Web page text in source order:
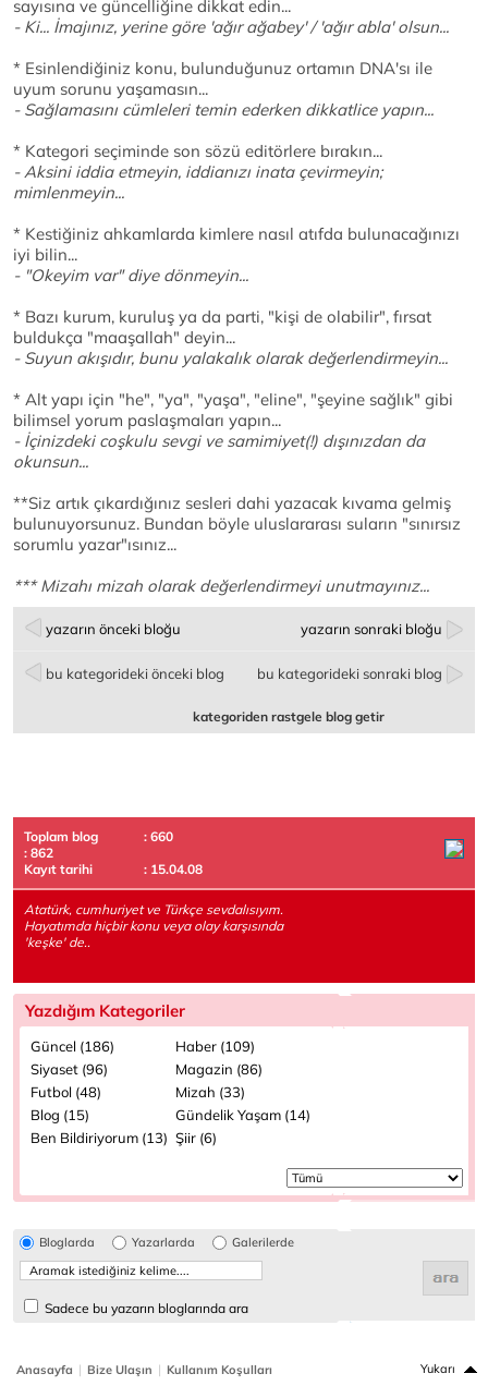
sayısına ve güncelliğine dikkat edin...
- Ki... İmajınız, yerine göre 'ağır ağabey' / 'ağır abla' olsun...
* Esinlendiğiniz konu, bulunduğunuz ortamın DNA'sı ile
uyum sorunu yaşamasın...
- Sağlamasını cümleleri temin ederken dikkatlice yapın...
* Kategori seçiminde son sözü editörlere bırakın...
- Aksini iddia etmeyin, iddianızı inata çevirmeyin;
mimlenmeyin...
* Kestiğiniz ahkamlarda kimlere nasıl atıfda bulunacağınızı
iyi bilin...
- "Okeyim var" diye dönmeyin...
* Bazı kurum, kuruluş ya da parti, "kişi de olabilir", fırsat
buldukça "maaşallah" deyin...
- Suyun akışıdır, bunu yalakalık olarak değerlendirmeyin...
* Alt yapı için "he", "ya", "yaşa", "eline", "şeyine sağlık" gibi
bilimsel yorum paslaşmaları yapın...
- İçinizdeki coşkulu sevgi ve samimiyet(!) dışınızdan da
okunsun...
**Siz artık çıkardığınız sesleri dahi yazacak kıvama gelmiş
bulunuyorsunuz. Bundan böyle uluslararası suların "sınırsız
sorumlu yazar"ısınız...
*** Mizahı mizah olarak değerlendirmeyi unutmayınız...
yazarın önceki bloğu yazarın sonraki bloğu
bu kategorideki önceki blog bu kategorideki sonraki blog
kategoriden rastgele blog getir
Toplam blog
: 660
: 862
Kayıt tarihi
: 15.04.08
Atatürk, cumhuriyet ve Türkçe sevdalısıyım.
Hayatımda hiçbir konu veya olay karşısında
'keşke' de..
Yazdığım Kategoriler
Güncel (186)
Haber (109)
Siyaset (96)
Magazin (86)
Futbol (48)
Mizah (33)
Blog (15)
Gündelik Yaşam (14)
Ben Bildiriyorum (13) Şiir (6)
Bloglarda Yazarlarda Galerilerde
Sadece bu yazarın bloglarında ara
Anasayfa | Bize Ulaşın | Kullanım Koşulları Yukarı